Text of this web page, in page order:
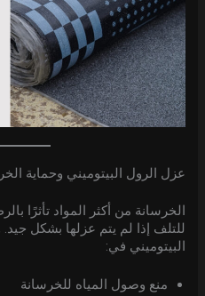
عزل الرول البيتوميني وحماية
الخرسانة من أكثر المواد تأثرًا
للتلف إذا لم يتم عزلها بشكل
البيتوميني في:
منع وصول المياه للخرسانة